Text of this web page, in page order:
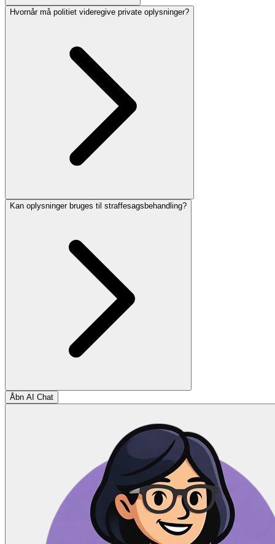
Hvornår må politiet videregive private oplysninger?
Kan oplysninger bruges til straffesagsbehandling?
Åbn AI Chat